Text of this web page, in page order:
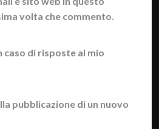
volta che commento.
caso di risposte al mio
pubblicazione di un nuovo